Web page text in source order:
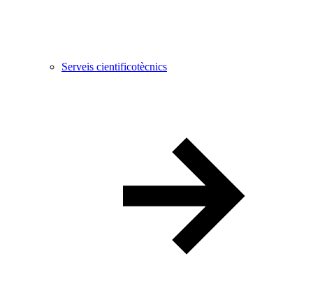
Serveis cientificotècnics